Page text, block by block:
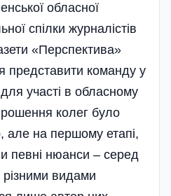
обласної
спілки журналістів
«Перспектива»
представити команду у
участі в обласн­ому
колег було
але на першому етапі,
певні нюанси – серед
різними видами